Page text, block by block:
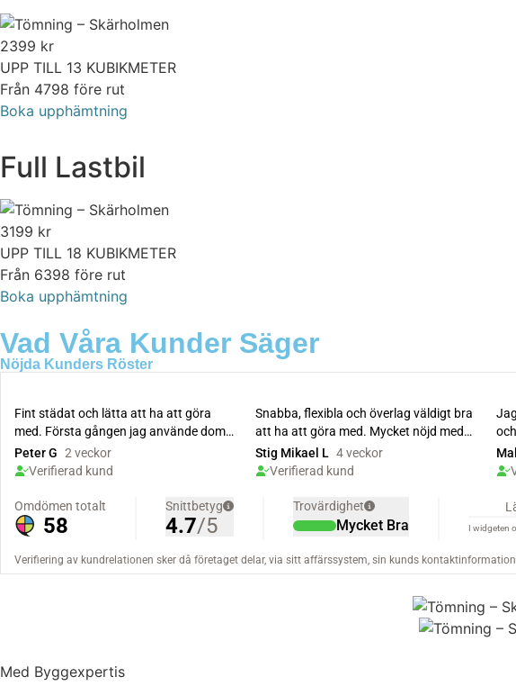
2399 kr
UPP TILL 13 KUBIKMETER
Från 4798 före rut
Boka upphämtning
Full Lastbil
3199 kr
UPP TILL 18 KUBIKMETER
Från 6398 före rut
Boka upphämtning
Vad Våra Kunder Säger
Nöjda Kunders Röster
Med Byggexpertis